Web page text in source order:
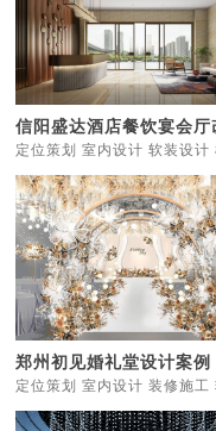
郑州初见婚礼堂设计案例